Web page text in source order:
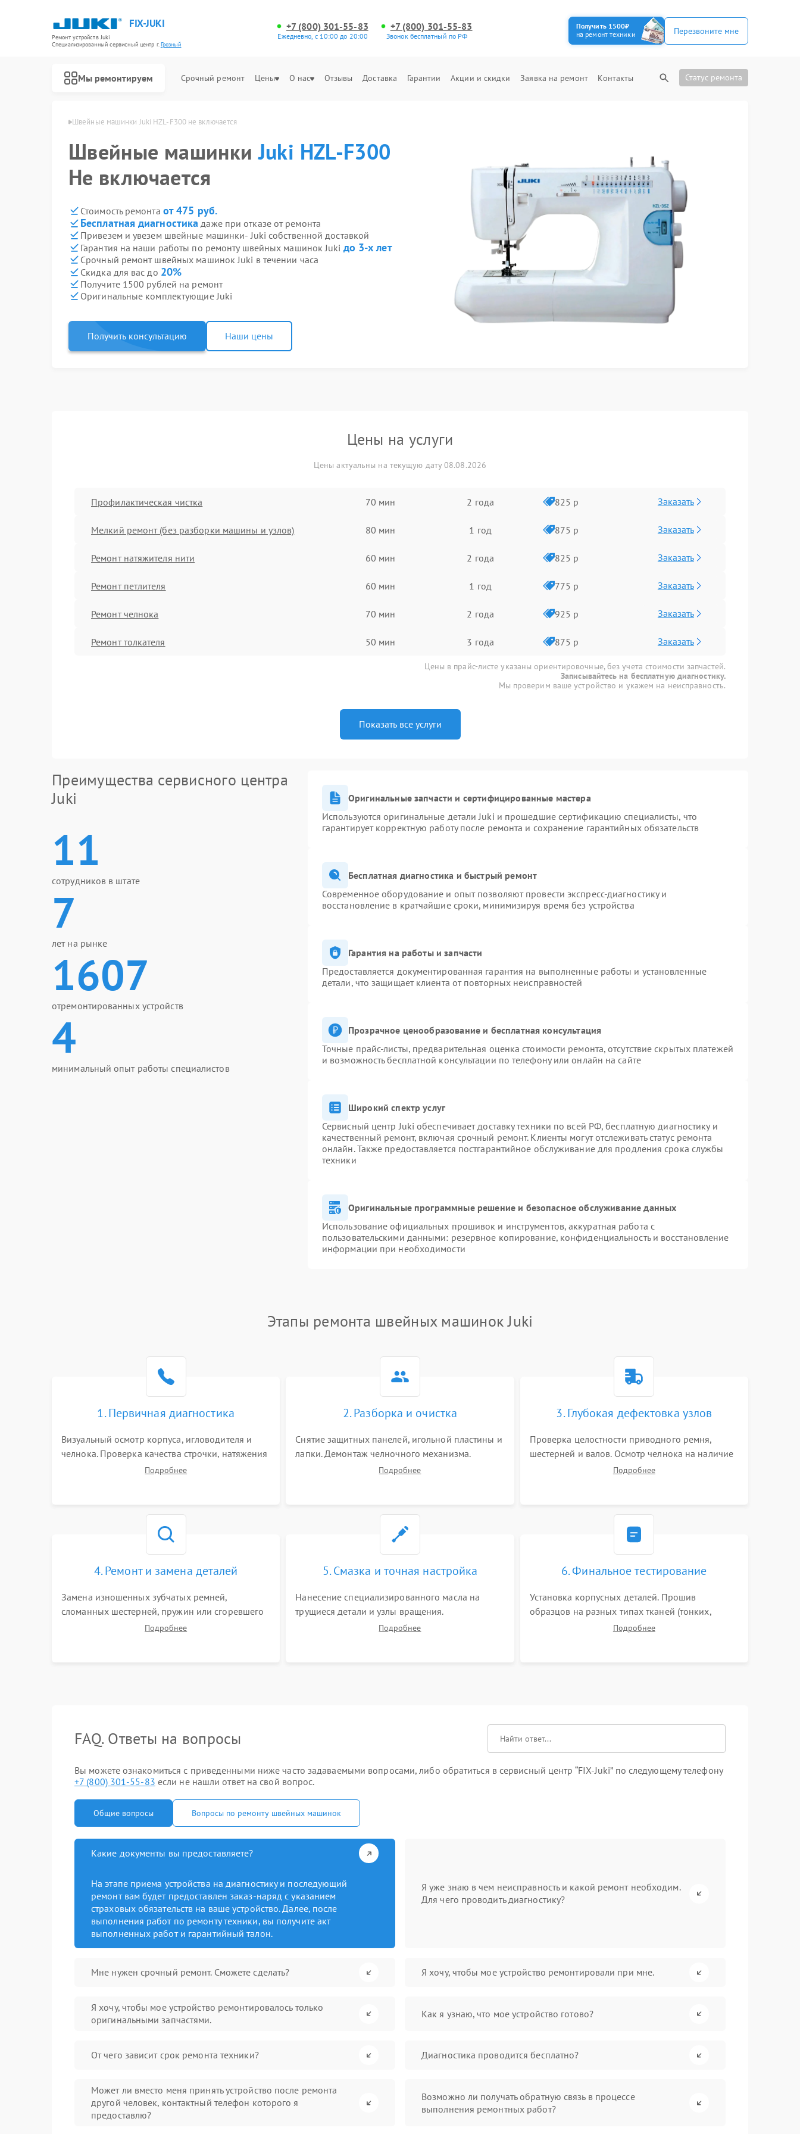
FIX-JUKI
Ремонт устройств Juki
Специализированный cервисный центр г.Грозный
+7 (800) 301-55-83
Ежедневно, с 10:00 до 20:00
+7 (800) 301-55-83
Звонок бесплатный по РФ
Получить 1500₽
на ремонт техники
Перезвоните мне
Мы ремонтируем Срочный ремонт Цены О нас Отзывы Доставка Гарантии Акции и скидки Заявка на ремонт Контакты Статус ремонта
F300 в Грозном Швейные машинки Juki HZL-F300 не включается
Швейные машинкиJuki HZL-F300
Не включается
Стоимость ремонта от 475 руб.
Бесплатная диагностика даже при отказе от ремонта
Привезем и увезем швейные машинки- Juki собственной доставкой
Гарантия на наши работы по ремонту швейных машинок Juki до 3-х лет
Срочный ремонт швейных машинок Juki в течении часа
Скидка для вас до 20%
Получите 1500 рублей на ремонт
Оригинальные комплектующие Juki
Получить консультацию Наши цены
Цены на услуги
Цены актуальны на текущую дату 08.08.2026
Профилактическая чистка 70 мин 2 года 825 р Заказать
Мелкий ремонт (без разборки машины и узлов) 80 мин 1 год 875 р Заказать
Ремонт натяжителя нити 60 мин 2 года 825 р Заказать
Ремонт петлителя 60 мин 1 год 775 р Заказать
Ремонт челнока 70 мин 2 года 925 р Заказать
Ремонт толкателя 50 мин 3 года 875 р Заказать
Цены в прайс-листе указаны ориентировочные, без учета стоимости запчастей.
Записывайтесь на бесплатную диагностику.
Мы проверим ваше устройство и укажем на неисправность.
Показать все услуги
Преимущества сервисного центра
Juki
11
сотрудников в штате
7
лет на рынке
1607
отремонтированных устройств
4
минимальный опыт работы специалистов
Оригинальные запчасти и сертифицированные мастера
Используются оригинальные детали Juki и прошедшие сертификацию специалисты, что
гарантирует корректную работу после ремонта и сохранение гарантийных обязательств
Бесплатная диагностика и быстрый ремонт
Современное оборудование и опыт позволяют провести экспресс-диагностику и
восстановление в кратчайшие сроки, минимизируя время без устройства
Гарантия на работы и запчасти
Предоставляется документированная гарантия на выполненные работы и установленные
детали, что защищает клиента от повторных неисправностей
Прозрачное ценообразование и бесплатная консультация
Точные прайс-листы, предварительная оценка стоимости ремонта, отсутствие скрытых платежей
и возможность бесплатной консультации по телефону или онлайн на сайте
Широкий спектр услуг
Сервисный центр Juki обеспечивает доставку техники по всей РФ, бесплатную диагностику и
качественный ремонт, включая срочный ремонт. Клиенты могут отслеживать статус ремонта
онлайн. Также предоставляется постгарантийное обслуживание для продления срока службы
техники
Оригинальные программные решение и безопасное обслуживание данных
Использование официальных прошивок и инструментов, аккуратная работа с
пользовательскими данными: резервное копирование, конфиденциальность и восстановление
информации при необходимости
Этапы ремонта швейных машинок Juki
1. Первичная диагностика
Визуальный осмотр корпуса, игловодителя и
челнока. Проверка качества строчки, натяжения
нитей и работы педали. Выявление посторонних
Подробнее
2. Разборка и очистка
Снятие защитных панелей, игольной пластины и
лапки. Демонтаж челночного механизма.
Тщательная очистка внутренних узлов от
Подробнее
3. Глубокая дефектовка узлов
Проверка целостности приводного ремня,
шестерней и валов. Осмотр челнока на наличие
заусенцев и царапин. Диагностика
Подробнее
4. Ремонт и замена деталей
Замена изношенных зубчатых ремней,
сломанных шестерней, пружин или сгоревшего
двигателя. Полировка челночного устройства
Подробнее
5. Смазка и точная настройка
Нанесение специализированного масла на
трущиеся детали и узлы вращения.
Синхронизация работы иглы и челнока
Подробнее
6. Финальное тестирование
Установка корпусных деталей. Прошив
образцов на разных типах тканей (тонких,
плотных, стрейч). Проверка всех видов строчек,
Подробнее
FAQ. Ответы на вопросы
Вы можете ознакомиться с приведенными ниже часто задаваемыми вопросами, либо обратиться в сервисный центр “FIX-Juki” по следующему телефону
+7 (800) 301-55-83 если не нашли ответ на свой вопрос.
Общие вопросы Вопросы по ремонту швейных машинок
Какие документы вы предоставляете?
На этапе приема устройства на диагностику и последующий
ремонт вам будет предоставлен заказ-наряд с указанием
страховых обязательств на ваше устройство. Далее, после
выполнения работ по ремонту техники, вы получите акт
выполненных работ и гарантийный талон.
Я уже знаю в чем неисправность и какой ремонт необходим.
Для чего проводить диагностику?
Мне нужен срочный ремонт. Сможете сделать? Я хочу, чтобы мое устройство ремонтировали при мне.
Я хочу, чтобы мое устройство ремонтировалось только
оригинальными запчастями.
Как я узнаю, что мое устройство готово?
От чего зависит срок ремонта техники? Диагностика проводится бесплатно?
Может ли вместо меня принять устройство после ремонта
другой человек, контактный телефон которого я
предоставлю?
Возможно ли получать обратную связь в процессе
выполнения ремонтных работ?